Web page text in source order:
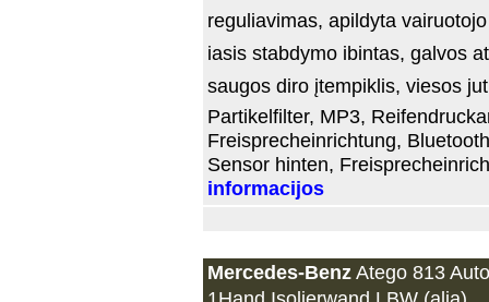
reguliavimas, apildyta
iasis stabdymo ibintas, galvos
saugos diro įtempiklis, viesos
Partikelfilter, MP3,
Freisprecheinrichtung,
Sensor hinten,
informacijos
Mercedes-BenzAtego 813